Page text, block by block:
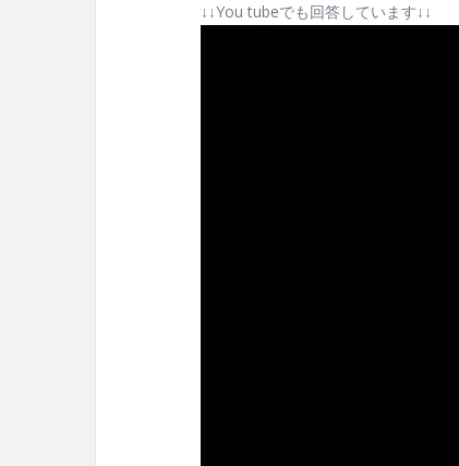
↓↓You tubeでも回答しています↓↓